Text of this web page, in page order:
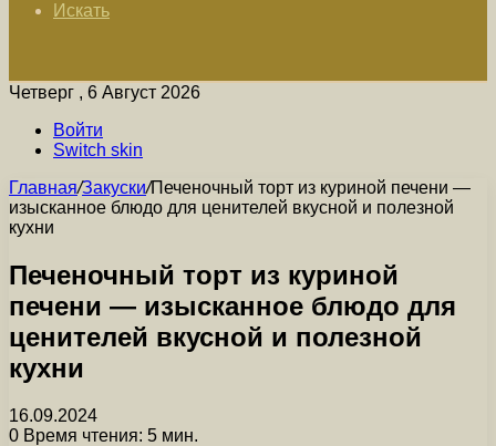
Искать
Четверг , 6 Август 2026
Войти
Switch skin
Главная/Закуски/Печеночный торт из куриной печени —
изысканное блюдо для ценителей вкусной и полезной
кухни
Печеночный торт из куриной
печени — изысканное блюдо для
ценителей вкусной и полезной
кухни
16.09.2024
0 Время чтения: 5 мин.